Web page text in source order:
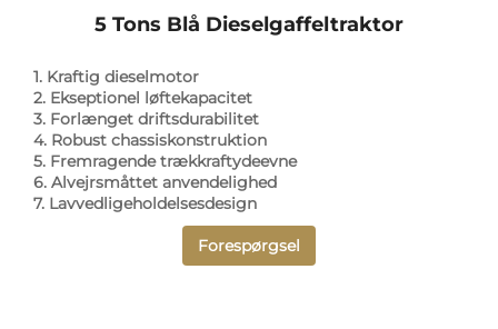
5 Tons Blå Dieselgaffeltraktor
1. Kraftig dieselmotor
2. Ekseptionel løftekapacitet
3. Forlænget driftsdurabilitet
4. Robust chassiskonstruktion
5. Fremragende trækkraftydeevne
6. Alvejrsmåttet anvendelighed
7. Lavvedligeholdelsesdesign
Forespørgsel